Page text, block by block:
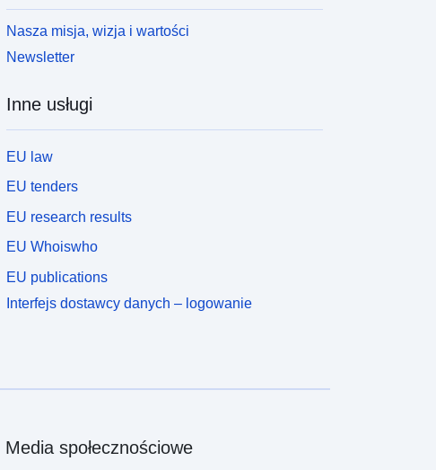
Nasza misja, wizja i wartości
Newsletter
Inne usługi
EU law
EU tenders
EU research results
EU Whoiswho
EU publications
Interfejs dostawcy danych – logowanie
Media społecznościowe